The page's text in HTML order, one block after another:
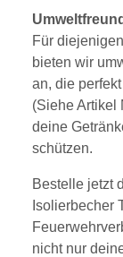
Für
bieten wir
an, die
(Siehe Artikel
deine
schützen.
Bestelle jetzt
Isolierbecher
nicht nur